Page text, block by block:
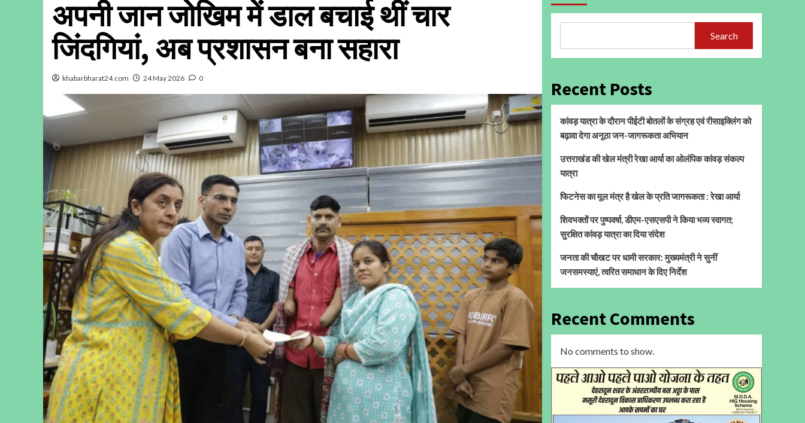
अपनी जान जोखिम में डाल बचाई थीं चार
जिंदगियां, अब प्रशासन बना सहारा
khabarbharat24.com 24 May 2026 0
Search
Recent Posts
कांवड़ यात्रा के दौरान पीईटी बोतलों के संग्रह एवं रीसाइक्लिंग को
बढ़ावा देगा अनूठा जन-जागरूकता अभियान
उत्तराखंड की खेल मंत्री रेखा आर्या का ओलंपिक कांवड़ संकल्प
यात्रा
फिटनेस का मूल मंत्र है खेल के प्रति जागरूकता : रेखा आर्या
शिवभक्तों पर पुष्पवर्षा, डीएम-एसएसपी ने किया भव्य स्वागत;
सुरक्षित कांवड़ यात्रा का दिया संदेश
जनता की चौखट पर धामी सरकार: मुख्यमंत्री ने सुनीं
जनसमस्याएं, त्वरित समाधान के दिए निर्देश
Recent Comments
No comments to show.